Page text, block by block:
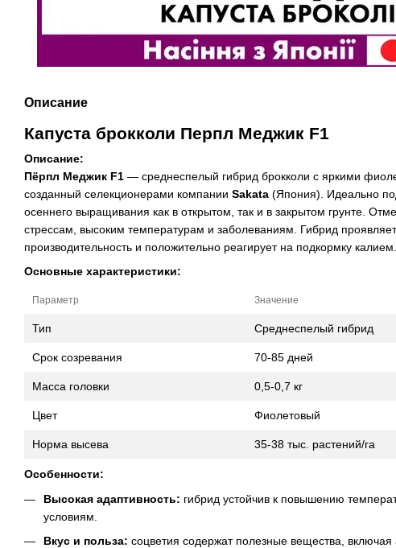
Описание
Капуста брокколи Перпл Меджик F1
Описание:
Пёрпл Меджик F1 — среднеспелый гибрид брокколи с яркими
созданный селекционерами компании Sakata (Япония). Идеально
осеннего выращивания как в открытом, так и в закрытом грунте.
стрессам, высоким температурам и заболеваниям. Гибрид
производительность и положительно реагирует на подкормку калием.
Основные характеристики:
Параметр Значение
Тип Среднеспелый гибрид
Срок созревания 70-85 дней
Масса головки 0,5-0,7 кг
Цвет Фиолетовый
Норма высева 35-38 тыс. растений/га
Особенности:
Высокая адаптивность: гибрид устойчив к повышению
условиям.
Вкус и польза: соцветия содержат полезные вещества, включая